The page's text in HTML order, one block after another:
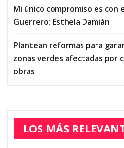
Mi único compromiso es con
Guerrero: Esthela Damián
Plantean reformas para
zonas verdes afectadas por
obras
LOS MÁS